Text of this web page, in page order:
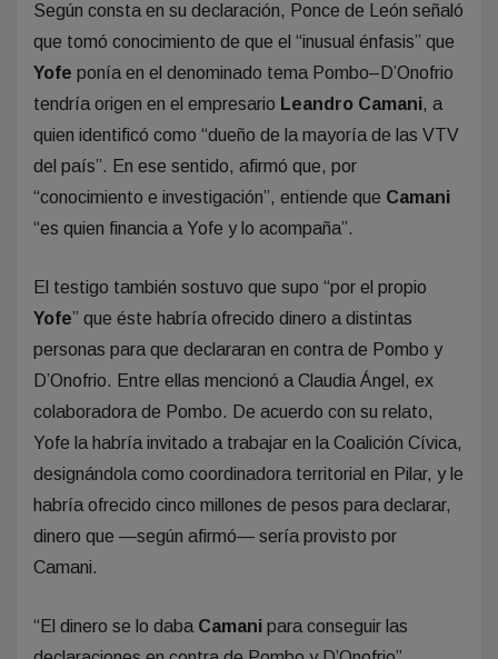
Según consta en su declaración, Ponce de León señaló
que tomó conocimiento de que el “inusual énfasis” que
Yofe ponía en el denominado tema Pombo–D’Onofrio
tendría origen en el empresario Leandro Camani, a
quien identificó como “dueño de la mayoría de las VTV
del país”. En ese sentido, afirmó que, por
“conocimiento e investigación”, entiende que Camani
“es quien financia a Yofe y lo acompaña”.
El testigo también sostuvo que supo “por el propio
Yofe” que éste habría ofrecido dinero a distintas
personas para que declararan en contra de Pombo y
D’Onofrio. Entre ellas mencionó a Claudia Ángel, ex
colaboradora de Pombo. De acuerdo con su relato,
Yofe la habría invitado a trabajar en la Coalición Cívica,
designándola como coordinadora territorial en Pilar, y le
habría ofrecido cinco millones de pesos para declarar,
dinero que —según afirmó— sería provisto por
Camani.
“El dinero se lo daba Camani para conseguir las